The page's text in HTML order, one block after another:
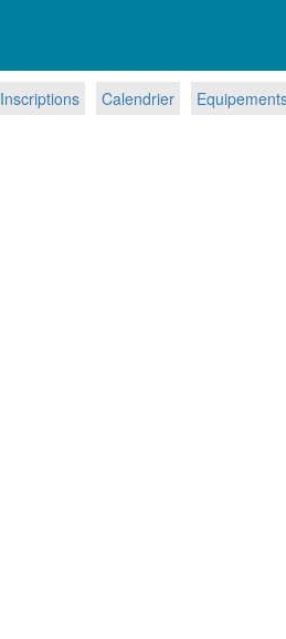
Inscriptions Calendrier